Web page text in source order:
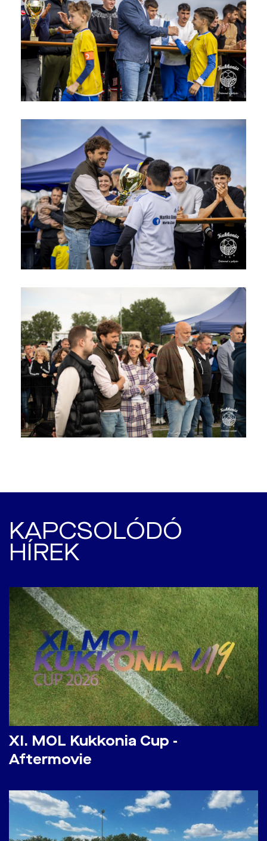
KAPCSOLÓDÓ
HÍREK
​XI. MOL Kukkonia Cup -
Aftermovie